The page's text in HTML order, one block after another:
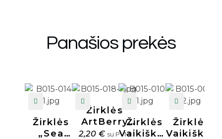
Panašios prekės
Žirklės
„Sea
Žirklės
ArtBerry
Ergo 15cm
2,20 € su PVM
Žirklės
Vaikiškos
Žirklės
Vaikiškos